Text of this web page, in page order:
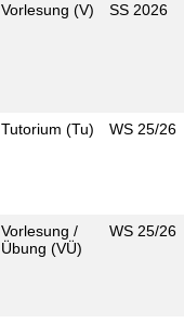
Vorlesung (V) SS 2026
Tutorium (Tu) WS 25/26
Vorlesung /
Übung (VÜ)
WS 25/26